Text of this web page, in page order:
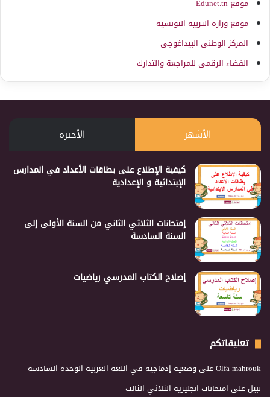
موقع Edunet.tn
موقع وزارة التربية التونسية
المركز الوطني البيداغوجي
الفضاء الرقمي للمراجعة والتدارك
الأشهر الأخيرة
كيفية الإطلاع على بطاقات الأعداد في المدارس
الإبتدائية و الإعدادية
إمتحانات الثلاثي الثاني من السنة الأولى إلى
السنة السادسة
إصلاح الكتاب المدرسي رياضيات
تعليقاتكم
Olfa mahroukعلى وضعية إدماجية في اللغة العربية الوحدة السادسة
نبيلعلى امتحانات انجليزية الثلاثي الثالث